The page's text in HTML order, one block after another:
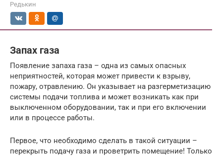
Редькин
Запах газа
Появление запаха газа – одна из самых опасных
неприятностей, которая может привести к взрыву,
пожару, отравлению. Он указывает на разгерметизацию
системы подачи топлива и может возникать как при
выключенном оборудовании, так и при его включении
или в процессе работы.
Первое, что необходимо сделать в такой ситуации –
перекрыть подачу газа и проветрить помещение! Только